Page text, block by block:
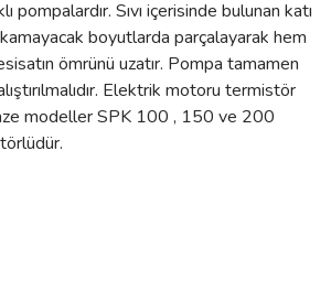
pompalardır. Sıvı içerisinde bulunan katı
boyutlarda parçalayarak hem
ömrünü uzatır. Pompa tamamen
Elektrik motoru termistör
modeller SPK 100 , 150 ve 200